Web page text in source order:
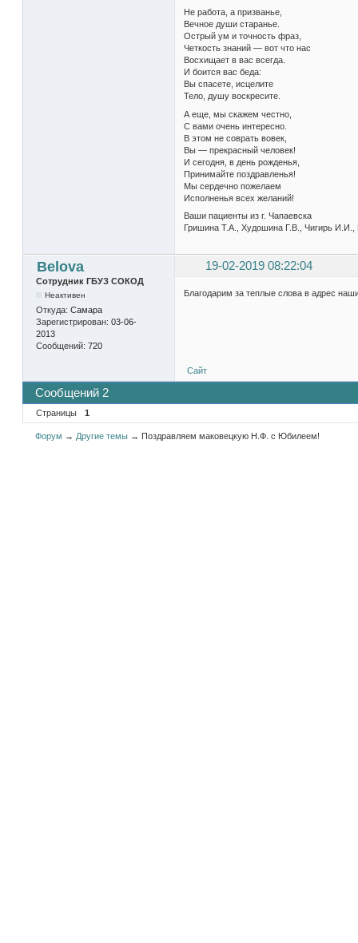
Не работа, а призванье,
Вечное души старанье.
Острый ум и точность фраз,
Четкость знаний — вот что нас
Восхищает в вас всегда.
И боится вас беда:
Вы спасете, исцелите
Тело, душу воскресите.
А еще, мы скажем честно,
С вами очень интересно.
В этом не соврать вовек,
Вы — прекрасный человек!
И сегодня, в день рожденья,
Принимайте поздравленья!
Мы сердечно пожелаем
Исполненья всех желаний!
Ваши пациенты из г. Чапаевска
Гришина Т.А., Худошина Г.В., Чигирь
Belova 19-02-2019 08:22:04
Сотрудник ГБУЗ СОКОД
Неактивен
Откуда: Самара
Зарегистрирован: 03-06-
2013
Сообщений: 720
Благодарим за теплые слова в адрес
Сайт
Сообщений 2
Страницы 1
Форум → Другие темы → Поздравляем маковецкую Н.Ф. с Юбилеем!